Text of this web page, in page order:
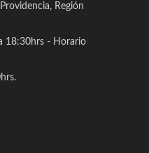
Región
18:30hrs - Horario